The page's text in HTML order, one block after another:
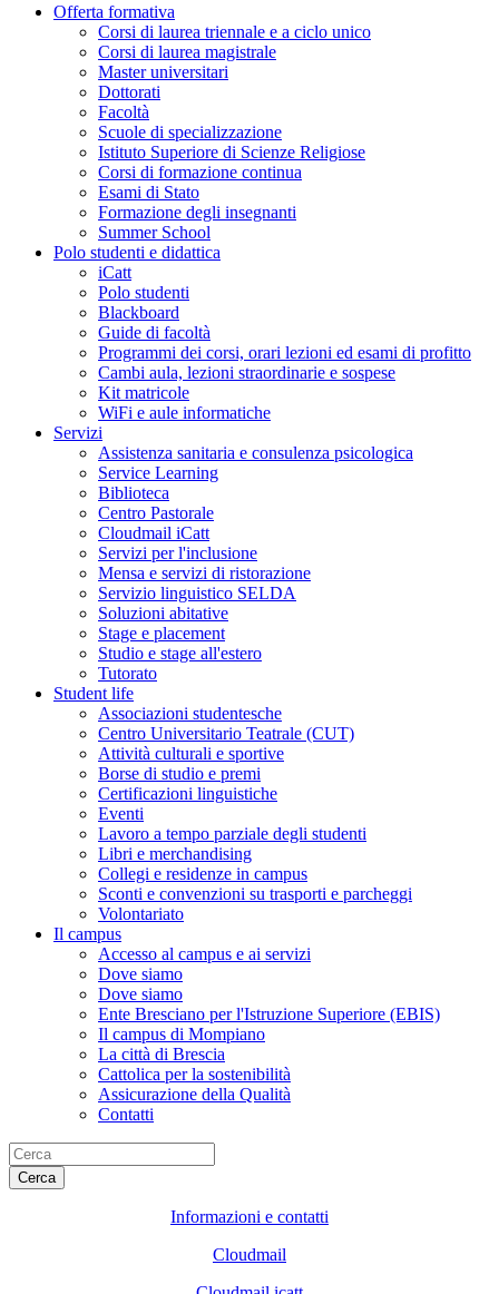
Offerta formativa
Corsi di laurea triennale e a ciclo unico
Corsi di laurea magistrale
Master universitari
Dottorati
Facoltà
Scuole di specializzazione
Istituto Superiore di Scienze Religiose
Corsi di formazione continua
Esami di Stato
Formazione degli insegnanti
Summer School
Polo studenti e didattica
iCatt
Polo studenti
Blackboard
Guide di facoltà
Programmi dei corsi, orari lezioni ed esami di profitto
Cambi aula, lezioni straordinarie e sospese
Kit matricole
WiFi e aule informatiche
Servizi
Assistenza sanitaria e consulenza psicologica
Service Learning
Biblioteca
Centro Pastorale
Cloudmail iCatt
Servizi per l'inclusione
Mensa e servizi di ristorazione
Servizio linguistico SELDA
Soluzioni abitative
Stage e placement
Studio e stage all'estero
Tutorato
Student life
Associazioni studentesche
Centro Universitario Teatrale (CUT)
Attività culturali e sportive
Borse di studio e premi
Certificazioni linguistiche
Eventi
Lavoro a tempo parziale degli studenti
Libri e merchandising
Collegi e residenze in campus
Sconti e convenzioni su trasporti e parcheggi
Volontariato
Il campus
Accesso al campus e ai servizi
Dove siamo
Dove siamo
Ente Bresciano per l'Istruzione Superiore (EBIS)
Il campus di Mompiano
La città di Brescia
Cattolica per la sostenibilità
Assicurazione della Qualità
Contatti
Cerca
Informazioni e contatti
Cloudmail